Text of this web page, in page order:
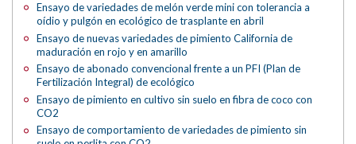
Ensayo de variedades de melón verde mini con tolerancia a
oídio y pulgón en ecológico de trasplante en abril
Ensayo de nuevas variedades de pimiento California de
maduración en rojo y en amarillo
Ensayo de abonado convencional frente a un PFI (Plan de
Fertilización Integral) de ecológico
Ensayo de pimiento en cultivo sin suelo en fibra de coco con
CO2
Ensayo de comportamiento de variedades de pimiento sin